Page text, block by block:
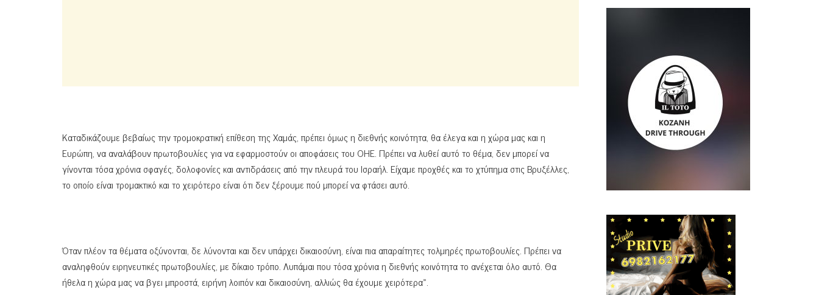
Καταδικάζουμε βεβαίως την τρομοκρατική επίθεση της Χαμάς, πρέπει όμως η διεθνής κοινότητα, θα έλεγα και η χώρα μας και η
Ευρώπη, να αναλάβουν πρωτοβουλίες για να εφαρμοστούν οι αποφάσεις του ΟΗΕ. Πρέπει να λυθεί αυτό το θέμα, δεν μπορεί να
γίνονται τόσα χρόνια σφαγές, δολοφονίες και αντιδράσεις από την πλευρά του Ισραήλ. Είχαμε προχθές και το χτύπημα στις Βρυξέλλες,
το οποίο είναι τρομακτικό και το χειρότερο είναι ότι δεν ξέρουμε πού μπορεί να φτάσει αυτό.
Όταν πλέον τα θέματα οξύνονται, δε λύνονται και δεν υπάρχει δικαιοσύνη, είναι πια απαραίτητες τολμηρές πρωτοβουλίες. Πρέπει να
αναληφθούν ειρηνευτικές πρωτοβουλίες, με δίκαιο τρόπο. Λυπάμαι που τόσα χρόνια η διεθνής κοινότητα το ανέχεται όλο αυτό. Θα
ήθελα η χώρα μας να βγει μπροστά, ειρήνη λοιπόν και δικαιοσύνη, αλλιώς θα έχουμε χειρότερα».